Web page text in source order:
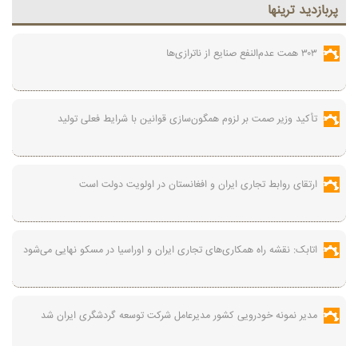
پربازديد ترينها
۳۰۳ همت عدم‌النفع صنایع از ناترازی‌ها
تأکید وزیر صمت بر لزوم همگون‌سازی قوانین با شرایط فعلی تولید
ارتقای روابط تجاری ایران و افغانستان در اولویت دولت است
اتابک: نقشه راه همکاری‌های تجاری ایران و اوراسیا در مسکو نهایی می‌شود
مدیر نمونه خودرویی کشور مدیرعامل شرکت توسعه گردشگری ایران شد